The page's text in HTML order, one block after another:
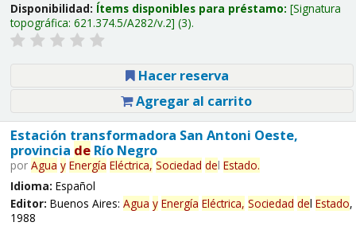
Disponibilidad: Ítems disponibles para préstamo: Signatura
topográfica: 621.374.5/A282/v.2 (3).
Hacer reserva
Agregar al carrito
Estación transformadora San Antoni Oeste,
provincia deRío Negro
por Agua y Energía Eléctrica, Sociedad del Estado.
Idioma: Español
Editor: Buenos Aires: Agua y Energía Eléctrica, Sociedad del Estado,
1988